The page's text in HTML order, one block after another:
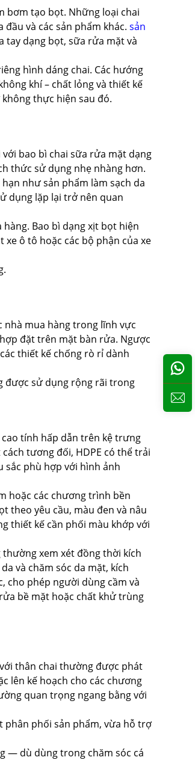
bơm tạo bọt. Những loại chai
và các sản phẩm khác. sản
tay dạng bọt, sữa rửa mặt và
hình dáng chai. Các hướng
khí – chất lỏng và thiết kế
thực hiện sau đó.
bao bì chai sữa rửa mặt dạng
thức sử dụng nhẹ nhàng hơn.
như sản phẩm làm sạch da
dụng lặp lại trở nên quan
Bao bì dạng xịt bọt hiện
ô tô hoặc các bộ phận của xe
nhà mua hàng trong lĩnh vực
đặt trên mặt bàn rửa. Ngược
thiết kế chống rò rỉ dành
được sử dụng rộng rãi trong
tính hấp dẫn trên kệ trưng
tương đối, HDPE có thể trải
sắc phù hợp với hình ảnh
hoặc các chương trình bền
theo yêu cầu, màu đen và nâu
thiết kế cần phối màu khớp với
xem xét đồng thời kích
và chăm sóc da mặt, kích
cho phép người dùng cầm và
bề mặt hoặc chất khử trùng
thân chai thường được phát
lên kế hoạch cho các chương
quan trọng ngang bằng với
phân phối sản phẩm, vừa hỗ trợ
— dù dùng trong chăm sóc cá